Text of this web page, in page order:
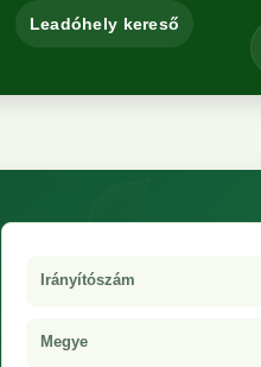
Leadóhely kereső
Irányítószám
Megye